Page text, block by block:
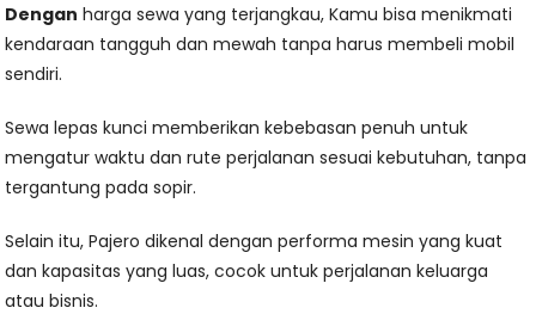
Dengan harga sewa yang terjangkau, Kamu bisa menikmati
kendaraan tangguh dan mewah tanpa harus membeli mobil
sendiri.
Sewa lepas kunci memberikan kebebasan penuh untuk
mengatur waktu dan rute perjalanan sesuai kebutuhan, tanpa
tergantung pada sopir.
Selain itu, Pajero dikenal dengan performa mesin yang kuat
dan kapasitas yang luas, cocok untuk perjalanan keluarga
atau bisnis.